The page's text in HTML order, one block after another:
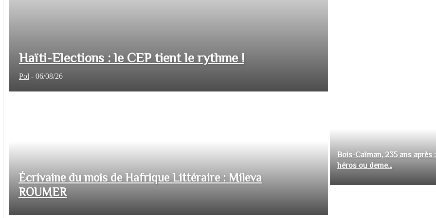
Haïti-Elections : le CEP tient le rythme !
Pol - 06/08/26
Écrivaine du mois de Hafrique Littéraire : Mileva
ROUMER
Bois-Caïman, 235 ans après
héros ou deme...